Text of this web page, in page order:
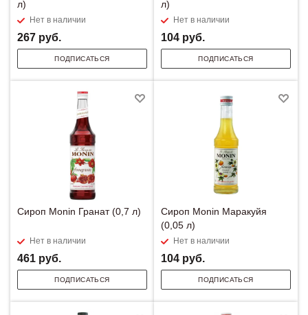
л)
Нет в наличии
267 руб.
ПОДПИСАТЬСЯ
л)
Нет в наличии
104 руб.
ПОДПИСАТЬСЯ
Сироп Monin Гранат (0,7 л)
Нет в наличии
461 руб.
ПОДПИСАТЬСЯ
Сироп Monin Маракуйя
(0,05 л)
Нет в наличии
104 руб.
ПОДПИСАТЬСЯ